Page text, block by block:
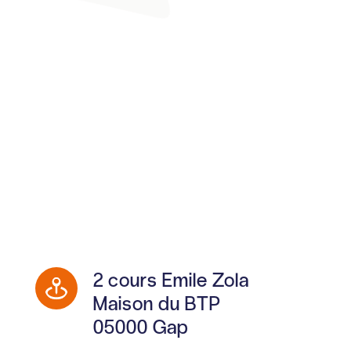
2 cours Emile Zola
Maison du BTP
05000 Gap